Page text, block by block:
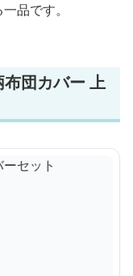
品です。
団カバー 上